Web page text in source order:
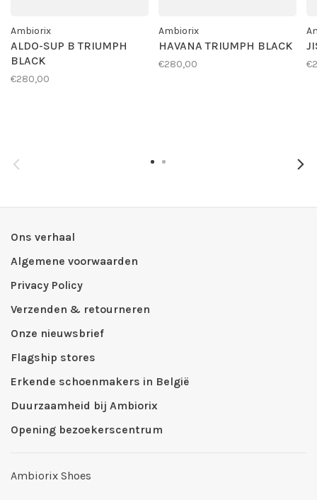
Ambiorix
ALDO-SUP B TRIUMPH
BLACK
€280,00
Ambiorix
HAVANA TRIUMPH BLACK
€280,00
Ons verhaal
Algemene voorwaarden
Privacy Policy
Verzenden & retourneren
Onze nieuwsbrief
Flagship stores
Erkende schoenmakers in België
Duurzaamheid bij Ambiorix
Opening bezoekerscentrum
Ambiorix Shoes